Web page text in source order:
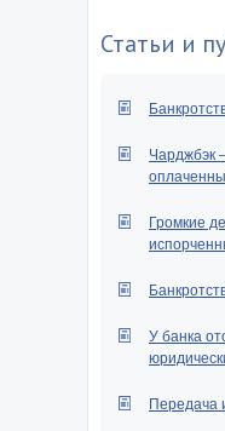
Статьи и
Чарджбэк
Громкие
У банка
Передача